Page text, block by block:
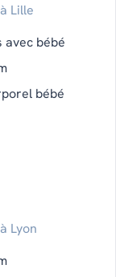
Lille
avec bébé
bébé
Lyon